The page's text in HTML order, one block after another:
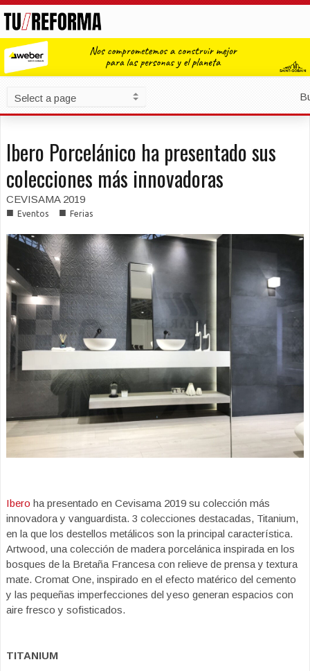
Ibero Porcelánico ha presentado sus
colecciones más innovadoras
CEVISAMA 2019
■ Eventos ■ Ferias
Ibero ha presentado en Cevisama 2019 su colección más
innovadora y vanguardista. 3 colecciones destacadas, Titanium,
en la que los destellos metálicos son la principal característica.
Artwood, una colección de madera porcelánica inspirada en los
bosques de la Bretaña Francesa con relieve de prensa y textura
mate. Cromat One, inspirado en el efecto matérico del cemento
y las pequeñas imperfecciones del yeso generan espacios con
aire fresco y sofisticados.
TITANIUM